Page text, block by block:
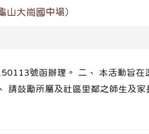
大崗國中場）
號函辦理。 二、 本活動旨在
請鼓勵所屬及社區里鄰之師生及